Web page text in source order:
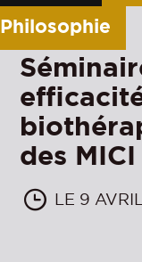
Philosophie
des MICI
LE 9